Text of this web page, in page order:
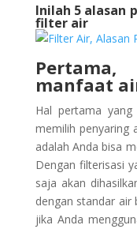
Inilah 5 alasan
filter air
manfaat
Hal pertama
memilih penyaring
adalah Anda bisa
Dengan filterisasi
saja akan
dengan standar air
jika Anda